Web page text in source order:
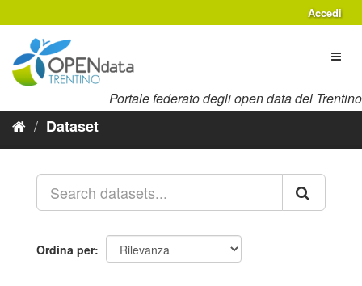
al
contenuto
Accedi
Portale federato degli open data del Trentino
Dataset
Ordina per